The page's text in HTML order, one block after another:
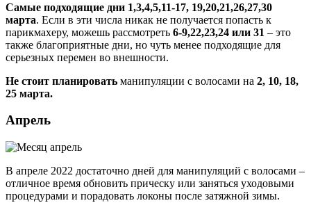
Самые подходящие дни 1,3,4,5,11-17, 19,20,21,26,27,30
марта. Если в эти числа никак не получается попасть к
парикмахеру, можешь рассмотреть 6-9,22,23,24 или 31 – это
также благоприятные дни, но чуть менее подходящие для
серьезных перемен во внешности.
Не стоит планировать манипуляции с волосами на 2, 10, 18,
25 марта.
Апрель
В апреле 2022 достаточно дней для манипуляций с волосами –
отличное время обновить прическу или заняться уходовыми
процедурами и порадовать локоны после затяжной зимы.